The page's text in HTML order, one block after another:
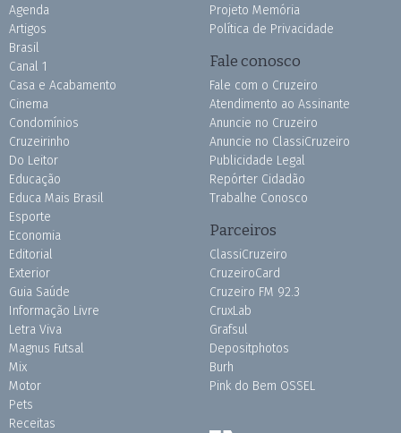
Agenda
Artigos
Brasil
Canal 1
Casa e Acabamento
Cinema
Condomínios
Cruzeirinho
Do Leitor
Educação
Educa Mais Brasil
Esporte
Economia
Editorial
Exterior
Guia Saúde
Informação Livre
Letra Viva
Magnus Futsal
Mix
Motor
Pets
Receitas
Projeto Memória
Política de Privacidade
Fale conosco
Fale com o Cruzeiro
Atendimento ao Assinante
Anuncie no Cruzeiro
Anuncie no ClassiCruzeiro
Publicidade Legal
Repórter Cidadão
Trabalhe Conosco
Parceiros
ClassiCruzeiro
CruzeiroCard
Cruzeiro FM 92.3
CruxLab
Grafsul
Depositphotos
Burh
Pink do Bem OSSEL